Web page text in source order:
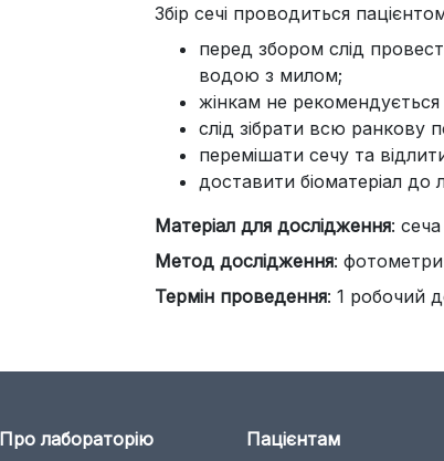
Збір сечі проводиться
перед збором слід
водою з милом;
жінкам не рекомендується
слід зібрати всю ранкову
перемішати сечу та
доставити біоматеріал
Матеріал для дослідження:
Метод дослідження:
Термін проведення: 1 робочий
Про лабораторію Пацієнтам